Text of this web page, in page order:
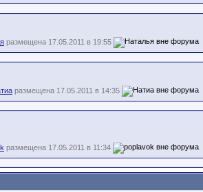
размещена 17.05.2011 в 19:55
размещена 17.05.2011 в 14:35
размещена 17.05.2011 в 11:34